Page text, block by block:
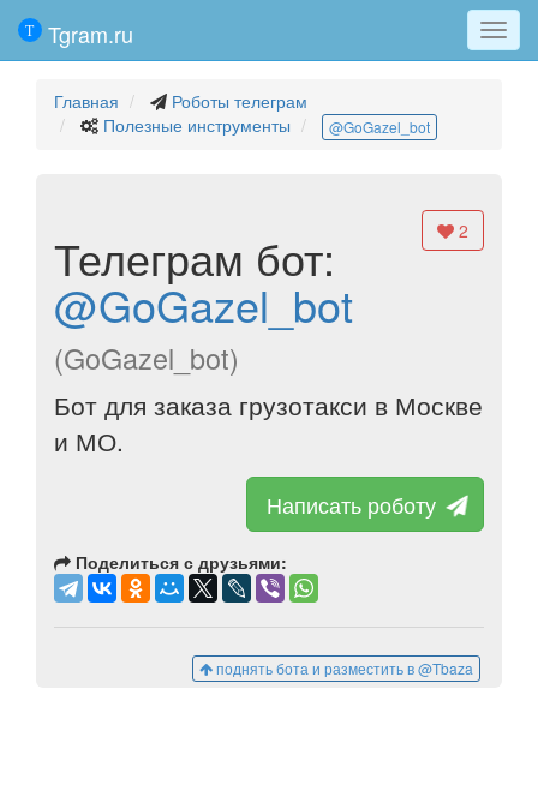
Меню
Tgram.ru
Главная
Роботы телеграм
Полезные инструменты
@GoGazel_bot
2
Телеграм бот:
@GoGazel_bot
(GoGazel_bot)
Бот для заказа грузотакси в Москве
и МО.
Написать роботу
Поделиться с друзьями:
поднять бота и разместить в @Tbaza